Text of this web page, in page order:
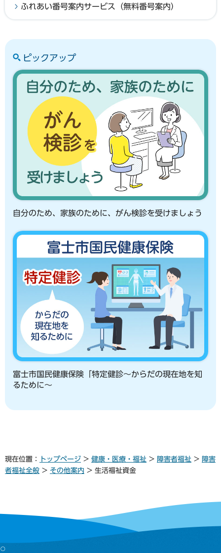
ふれあい番号案内サービス（無料番号案内）
ピックアップ
自分のため、家族のために、がん検診を受けましょう
富士市国民健康保険「特定健診～からだの現在地を知
るために～
現在位置： トップページ > 健康・医療・福祉 > 障害者福祉 > 障害
者福祉全般 > その他案内 > 生活福祉資金